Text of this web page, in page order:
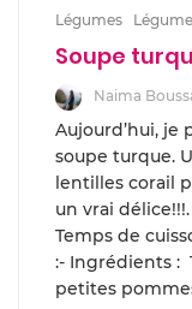
Légumes
Soupe
Naima
Aujourd’hui, je
soupe turque.
lentilles corail
un vrai
Temps de
:- Ingrédients :
petites